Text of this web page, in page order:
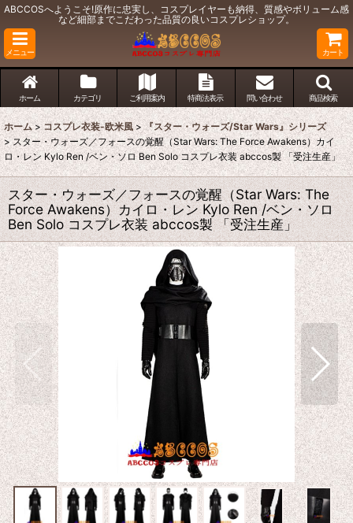
ABCCOSへようこそ!原作に忠実し、コスプレイヤーも納得、質感やボリューム感
など細部までこだわった品質の良いコスプレショップ。
メニュー カート
ホーム カテゴリ ご利用案内 特商法表示 問い合わせ 商品検索
ホーム > コスプレ衣装-欧米風 > 『スター・ウォーズ/Star Wars』シリーズ
> スター・ウォーズ／フォースの覚醒（Star Wars: The Force Awakens）カイ
ロ・レン Kylo Ren /ベン・ソロ Ben Solo コスプレ衣装 abccos製 「受注生産」
スター・ウォーズ／フォースの覚醒（Star Wars: The
Force Awakens）カイロ・レン Kylo Ren /ベン・ソロ
Ben Solo コスプレ衣装 abccos製 「受注生産」